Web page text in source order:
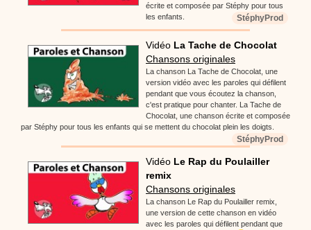
écrite et composée par Stéphy pour tous
les enfants.
StéphyProd
Vidéo La Tache de Chocolat
Chansons originales
La chanson La Tache de Chocolat, une
version vidéo avec les paroles qui défilent
pendant que vous écoutez la chanson,
c'est pratique pour chanter. La Tache de
Chocolat, une chanson écrite et composée
par Stéphy pour tous les enfants qui se mettent du chocolat plein les doigts.
StéphyProd
Vidéo Le Rap du Poulailler
remix
Chansons originales
La chanson Le Rap du Poulailler remix,
une version de cette chanson en vidéo
avec les paroles qui défilent pendant que